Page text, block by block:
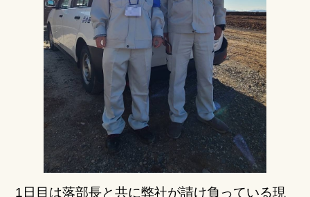
1日目は落部長と共に弊社が請け負っている現